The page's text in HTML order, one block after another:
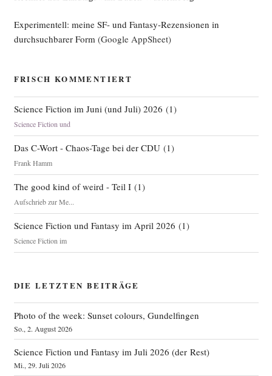
Experimentell: meine SF- und Fantasy-Rezensionen in
durchsuchbarer Form(Google AppSheet)
FRISCH KOMMENTIERT
Science Fiction im Juni (und Juli) 2026 (1)
Science Fiction und
Das C-Wort - Chaos-Tage bei der CDU(1)
Frank Hamm
The good kind of weird - Teil I(1)
Aufschrieb zur Me...
Science Fiction und Fantasy im April 2026 (1)
Science Fiction im
DIE LETZTEN BEITRÄGE
Photo of the week: Sunset colours, Gundelfingen
So., 2. August 2026
Science Fiction und Fantasy im Juli 2026 (der Rest)
Mi., 29. Juli 2026